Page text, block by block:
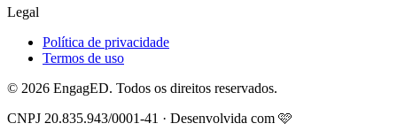
Legal
Política de privacidade
Termos de uso
© 2026 EngagED. Todos os direitos reservados.
CNPJ 20.835.943/0001-41 · Desenvolvida com 🩷